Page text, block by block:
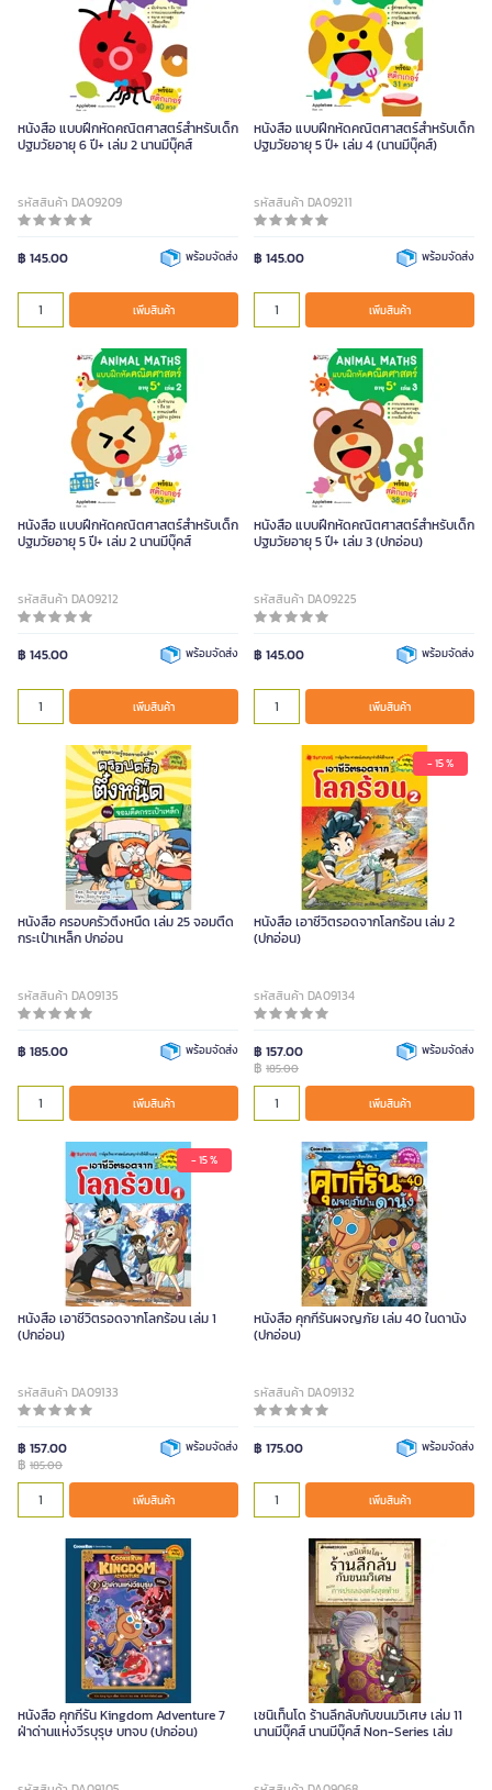
หนังสือ แบบฝึกหัดคณิตศาสตร์สำหรับเด็ก
ปฐมวัยอายุ 6 ปี+ เล่ม 2 นานมีบุ๊คส์
รหัสสินค้า DA09209
฿ 145.00 พร้อมจัดส่ง
เพิ่มสินค้า
หนังสือ แบบฝึกหัดคณิตศาสตร์สำหรับเด็ก
ปฐมวัยอายุ 5 ปี+ เล่ม 4 (นานมีบุ๊คส์)
รหัสสินค้า DA09211
฿ 145.00 พร้อมจัดส่ง
เพิ่มสินค้า
หนังสือ แบบฝึกหัดคณิตศาสตร์สำหรับเด็ก
ปฐมวัยอายุ 5 ปี+ เล่ม 2 นานมีบุ๊คส์
รหัสสินค้า DA09212
฿ 145.00 พร้อมจัดส่ง
เพิ่มสินค้า
หนังสือ แบบฝึกหัดคณิตศาสตร์สำหรับเด็ก
ปฐมวัยอายุ 5 ปี+ เล่ม 3 (ปกอ่อน)
รหัสสินค้า DA09225
฿ 145.00 พร้อมจัดส่ง
เพิ่มสินค้า
หนังสือ ครอบครัวตึ๋งหนืด เล่ม 25 จอมตืด
กระเป๋าเหล็ก ปกอ่อน
รหัสสินค้า DA09135
฿ 185.00 พร้อมจัดส่ง
เพิ่มสินค้า
- 15 %
หนังสือ เอาชีวิตรอดจากโลกร้อน เล่ม 2
(ปกอ่อน)
รหัสสินค้า DA09134
฿ 157.00
฿ 185.00
พร้อมจัดส่ง
เพิ่มสินค้า
- 15 %
หนังสือ เอาชีวิตรอดจากโลกร้อน เล่ม 1
(ปกอ่อน)
รหัสสินค้า DA09133
฿ 157.00
฿ 185.00
พร้อมจัดส่ง
เพิ่มสินค้า
หนังสือ คุกกี้รันผจญภัย เล่ม 40 ในดานัง
(ปกอ่อน)
รหัสสินค้า DA09132
฿ 175.00 พร้อมจัดส่ง
เพิ่มสินค้า
หนังสือ คุกกี้รัน Kingdom Adventure 7
ฝ่าด่านแห่งวีรบุรุษ บทจบ (ปกอ่อน)
เซนิเท็นโด ร้านลึกลับกับขนมวิเศษ เล่ม 11
นานมีบุ๊คส์ นานมีบุ๊คส์ Non-Series เล่ม